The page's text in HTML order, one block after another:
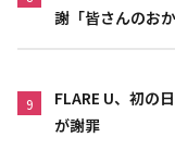
謝「皆さんのお
9
FLARE U、初の
が謝罪